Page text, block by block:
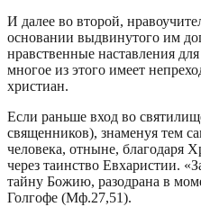
И далее во второй,
основании выдвинутого им
нравственные наставления
многое из этого имеет
христиан.
Если раньше вход во
священников), знаменуя тем
человека, отныне, благодаря
через таинство Евхаристии.
тайну Божию, разодрана в
Голгофе (Мф.27,51).